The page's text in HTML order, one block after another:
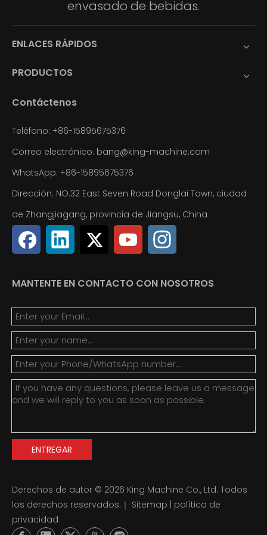
envasado de bebidas.
ENLACES RÁPIDOS
PRODUCTOS
Contáctenos
Teléfono: +86-15895675376
Correo electrónico: bang@king-machine.com
WhatsApp: +86-15895675376
Dirección: NO.32 East Seven Road Donglai Town, ciudad
de Zhangjiagang, provincia de Jiangsu, China
MANTENTE EN CONTACTO CON NOSOTROS
ENTREGAR
Derechos de autor © 2026 King Machine Co., Ltd. Todos
los derechos reservados.｜ Sitemap
política de
privacidad